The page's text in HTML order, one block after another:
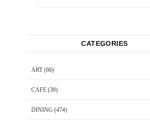
CATEGORIES
ART(66)
CAFE (39)
DINING (474)